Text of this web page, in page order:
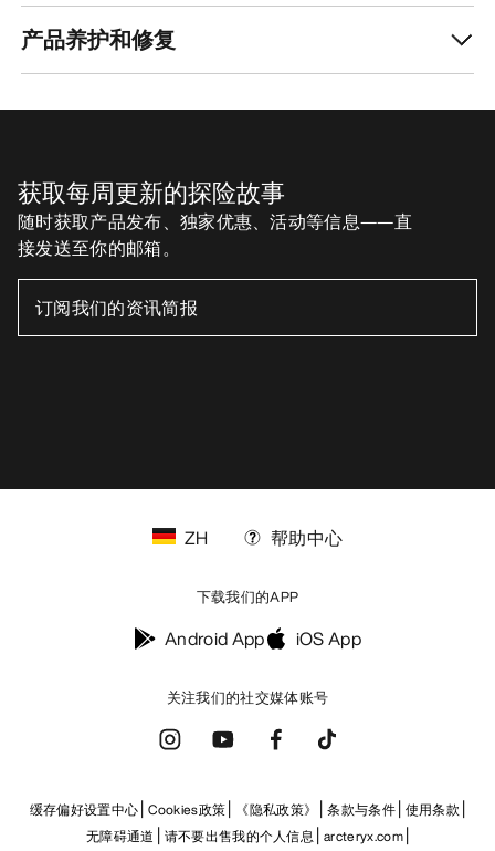
产品养护和修复
获取每周更新的探险故事
随时获取产品发布、独家优惠、活动等信息——直
接发送至你的邮箱。
关注我们的社交媒体账号
ZH 帮助中心
下载我们的APP
Android App iOS App
缓存偏好设置中心 Cookies政策 《隐私政策》 条款与条件 使用条款
无障碍通道
请不要出售我的个人信息 arcteryx.com